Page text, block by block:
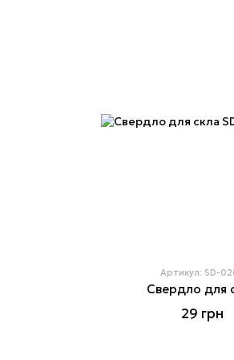
Артикул: SD-
Свердло для
29 грн